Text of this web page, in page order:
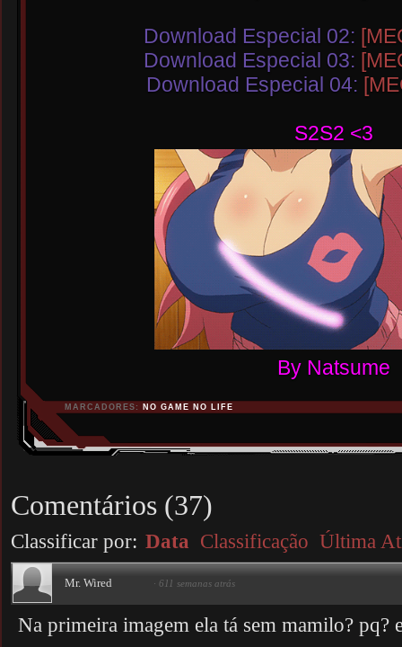
Download Especial 02:
Download Especial 03:
Download Especial 04:
S2S2 <3
By Natsume
MARCADORES: NO GAME NO LIFE
Comentários (37)
Classificar por: Data Classificação Última
Mr. Wired · 611 semanas atrás
Na primeira imagem ela tá sem mamilo? pq?